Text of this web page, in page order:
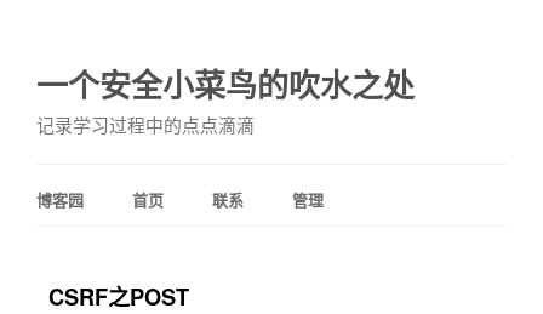
一个安全小菜鸟的吹水之处
记录学习过程中的点点滴滴
博客园 首页 联系 管理
CSRF之POST